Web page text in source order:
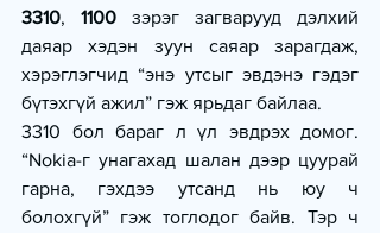
3310, 1100 зэрэг загварууд дэлхий
даяар хэдэн зуун саяар зарагдаж,
хэрэглэгчид “энэ утсыг эвдэнэ гэдэг
бүтэхгүй ажил” гэж ярьдаг байлаа.
3310 бол бараг л үл эвдрэх домог.
“Nokia-г унагахад шалан дээр цуурай
гарна, гэхдээ утсанд нь юу ч
болохгүй” гэж тоглодог байв. Тэр ч